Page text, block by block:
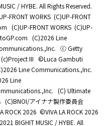
/ HYBE. All Rights Reserved.
FRONT WORKS (C)UP-FRONT
(C)UP-FRONT WORKS (C)UP-
(C)2026 Line
ⓒ Getty
(c)Project III ©Luca Gambuti
Line Communications.,Inc.
Line
(C) Ultimate
(C)BNOI/アイナナ製作委員会
ROCK 2026 ©️VIVA LA ROCK 2026
BIGHIT MUSIC / HYBE. All